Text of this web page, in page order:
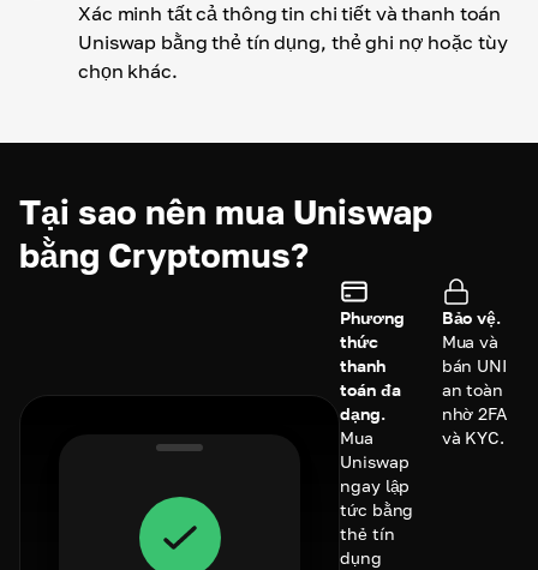
Xác minh tất cả thông tin chi tiết và thanh toán
Uniswap bằng thẻ tín dụng, thẻ ghi nợ hoặc tùy
chọn khác.
Tại sao nên mua Uniswap
bằng Cryptomus?
Phương
thức
thanh
toán đa
dạng.
Mua
Uniswap
ngay lập
tức bằng
thẻ tín
dụng
Bảo vệ.
Mua và
bán UNI
an toàn
nhờ 2FA
và KYC.